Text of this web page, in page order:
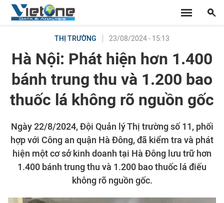
THỊ TRƯỜNG 23/08/2024 - 15:13
Hà Nội: Phát hiện hơn 1.400
bánh trung thu và 1.200 bao
thuốc lá không rõ nguồn gốc
Ngày 22/8/2024, Đội Quản lý Thị trường số 11, phối
hợp với Công an quận Hà Đông, đã kiểm tra và phát
hiện một cơ sở kinh doanh tại Hà Đông lưu trữ hơn
1.400 bánh trung thu và 1.200 bao thuốc lá điếu
không rõ nguồn gốc.